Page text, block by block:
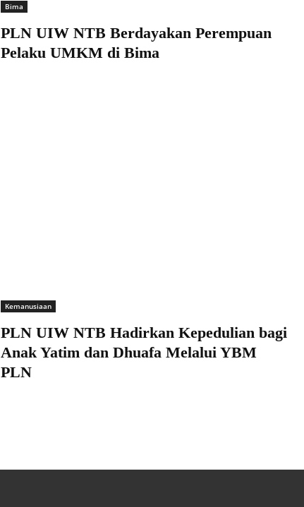
Bima
PLN UIW NTB Berdayakan Perempuan
Pelaku UMKM di Bima
Kemanusiaan
PLN UIW NTB Hadirkan Kepedulian bagi
Anak Yatim dan Dhuafa Melalui YBM
PLN